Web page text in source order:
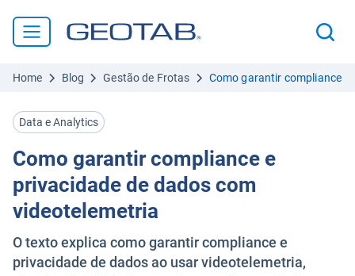
Home Blog Gestão de Frotas Como garantir compliance e
Data e Analytics
Como garantir compliance e
privacidade de dados com
videotelemetria
O texto explica como garantir compliance e
privacidade de dados ao usar videotelemetria,